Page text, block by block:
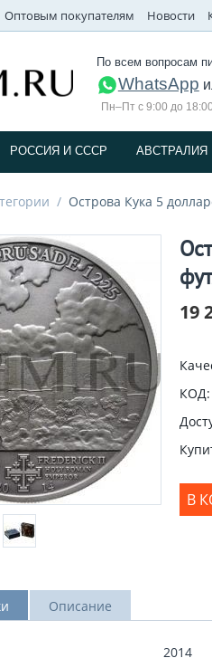
Оптовым покупателям Новости
По всем вопросам
WhatsApp
Пн–Пт с 9:00 до 18:00
РОССИЯ И СССP АВСТРАЛИЯ
/ Острова Кука 5
19
КОД:
В
Описание
2014